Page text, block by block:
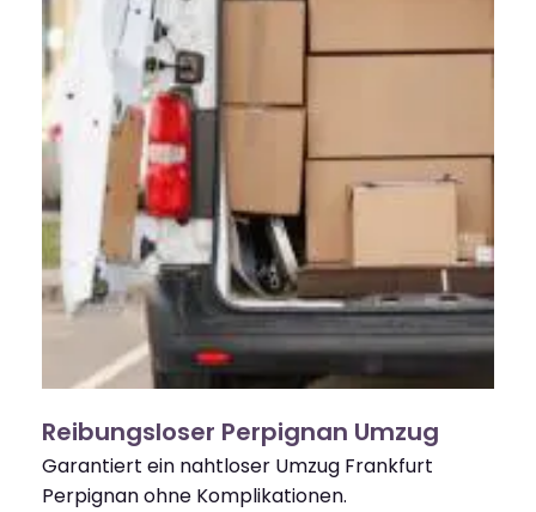
Reibungsloser Perpignan Umzug
Garantiert ein nahtloser Umzug Frankfurt
Perpignan ohne Komplikationen.